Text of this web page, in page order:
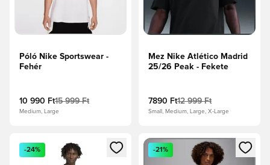
Póló Nike Sportswear -
Fehér
10 990 Ft15 999 Ft
Medium, Large
Mez Nike Atlético Madrid
25/26 Peak - Fekete
7890 Ft12 999 Ft
Small, Medium, Large, X-Large
Megnyit egy modált a bejelentkezéshez vagy a tagként
-24%
Megnyit egy modált a
-21%